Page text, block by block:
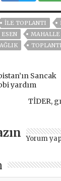
ILE TOPLANTI
TOPLANTI
Sancak
yardım
TİDER,
Yorum